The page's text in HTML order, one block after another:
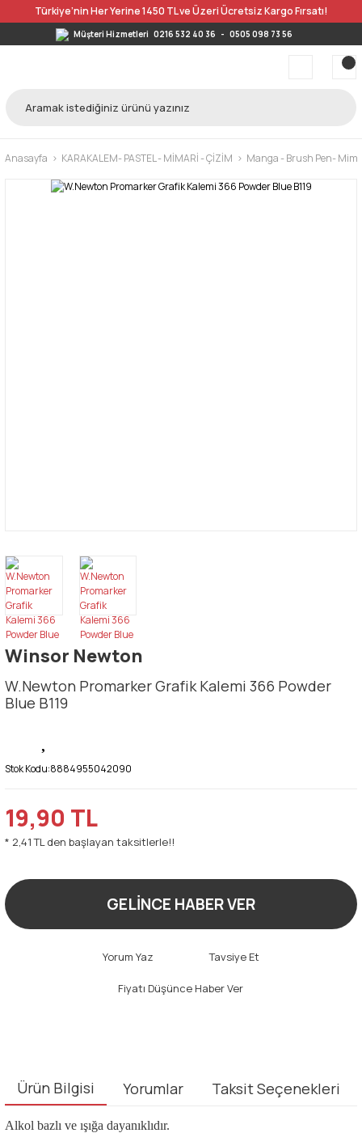
Türkiye’nin Her Yerine 1450 TL ve Üzeri Ücretsiz Kargo Fırsatı!
Müşteri Hizmetleri 0216 532 40 36 - 0505 098 73 56
Anasayfa KARAKALEM- PASTEL - MİMARİ - ÇİZİM Manga - Brush Pen-
Winsor Newton
W.Newton Promarker Grafik Kalemi 366 Powder
Blue B119
Stok Kodu:8884955042090
19,90 TL
* 2,41 TL den başlayan taksitlerle!!
GELİNCE HABER VER
Yorum Yaz Tavsiye Et
Fiyatı Düşünce Haber Ver
Ürün Bilgisi Yorumlar Taksit Seçenekleri
Alkol bazlı ve ışığa dayanıklıdır.